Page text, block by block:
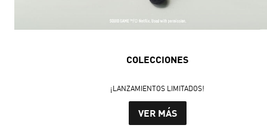
COLECCIONES
¡LANZAMIENTOS LIMITADOS!
VER MÁS